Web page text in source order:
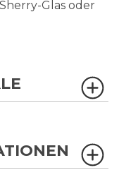
Glas oder